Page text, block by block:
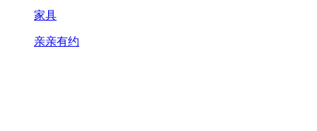
家具
亲亲有约